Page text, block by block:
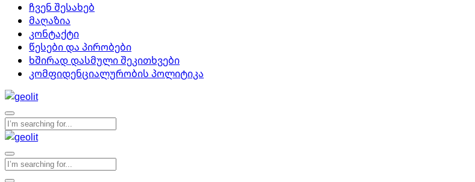
ჩვენ შესახებ
მაღაზია
კონტაქტი
წესები და პირობები
ხშირად დასმული შეკითხვები
კომფიდენციალურობის პოლიტიკა